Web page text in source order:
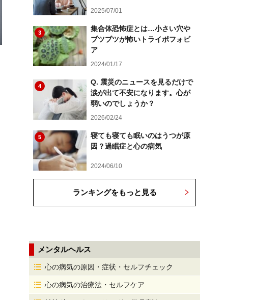
2025/07/01
3
集合体恐怖症とは…小さい穴や
ブツブツが怖いトライポフォビ
ア
2024/01/17
4
Q. 震災のニュースを見るだけで
涙が出て不安になります。心が
弱いのでしょうか？
2026/02/24
5
寝ても寝ても眠いのはうつが原
因？過眠症と心の病気
2024/06/10
ランキングをもっと見る
メンタルヘルス
心の病気の原因・症状・セルフチェック
心の病気の治療法・セルフケア